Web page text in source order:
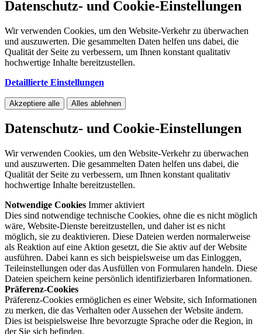
Datenschutz- und Cookie-Einstellungen
Wir verwenden Cookies, um den Website-Verkehr zu überwachen
und auszuwerten. Die gesammelten Daten helfen uns dabei, die
Qualität der Seite zu verbessern, um Ihnen konstant qualitativ
hochwertige Inhalte bereitzustellen.
Detaillierte Einstellungen
Akzeptiere alle Alles ablehnen
Datenschutz- und Cookie-Einstellungen
Wir verwenden Cookies, um den Website-Verkehr zu überwachen
und auszuwerten. Die gesammelten Daten helfen uns dabei, die
Qualität der Seite zu verbessern, um Ihnen konstant qualitativ
hochwertige Inhalte bereitzustellen.
Notwendige Cookies Immer aktiviert
Dies sind notwendige technische Cookies, ohne die es nicht möglich
wäre, Website-Dienste bereitzustellen, und daher ist es nicht
möglich, sie zu deaktivieren. Diese Dateien werden normalerweise
als Reaktion auf eine Aktion gesetzt, die Sie aktiv auf der Website
ausführen. Dabei kann es sich beispielsweise um das Einloggen,
Teileinstellungen oder das Ausfüllen von Formularen handeln. Diese
Dateien speichern keine persönlich identifizierbaren Informationen.
Präferenz-Cookies
Präferenz-Cookies ermöglichen es einer Website, sich Informationen
zu merken, die das Verhalten oder Aussehen der Website ändern.
Dies ist beispielsweise Ihre bevorzugte Sprache oder die Region, in
der Sie sich befinden.